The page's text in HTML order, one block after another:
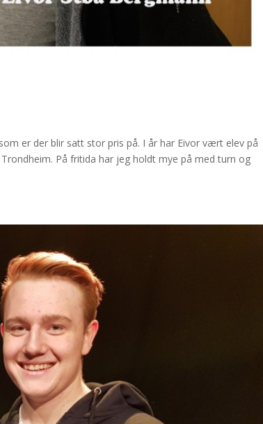
er der blir satt stor pris på. I år har Eivor vært elev på
På fritida har jeg holdt mye på med turn og